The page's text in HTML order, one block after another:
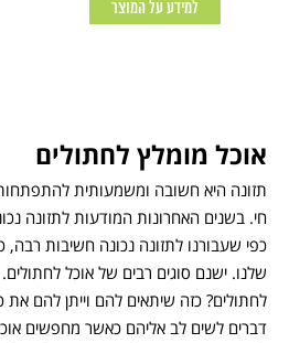
למידע על המוצר
אוכל מומלץ לחתולים
תזונה היא חשובה ומשמעותית להתפתחות,
חי. בשנים האחרונות המודעות לתזונה
כפי שעבורנו לתזונה נכונה חשיבות
שלנו. ישנם סוגים רבים של אוכל
לחתולים? כזה שיתאים להם וייתן להם
דברים לשים לב אליהם כאשר מחפשים